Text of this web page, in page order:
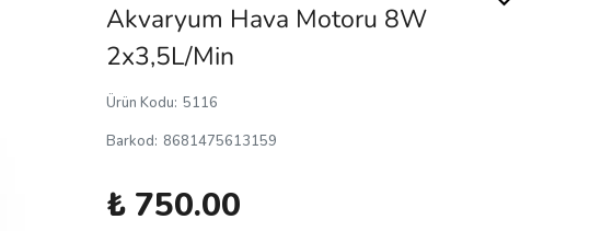
Akvaryum Hava Motoru 8W
2x3,5L/Min
Ürün Kodu: 5116
Barkod: 8681475613159
₺ 750.00